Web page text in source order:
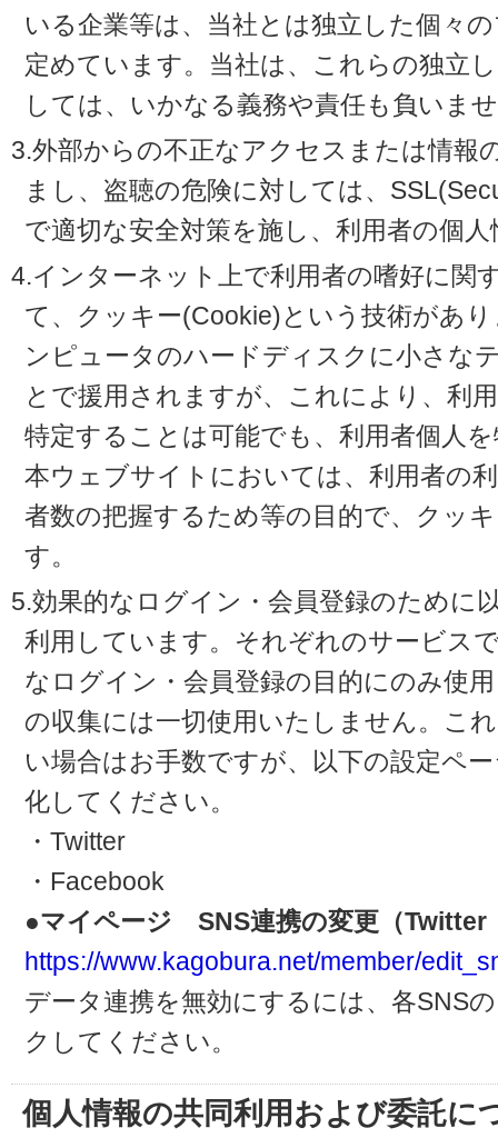
いる企業等は、当社とは独立した個々
定めています。当社は、これらの独立
しては、いかなる義務や責任も負いま
3.外部からの不正なアクセスまたは情報
まし、盗聴の危険に対しては、
で適切な安全対策を施し、利用者の個
4.インターネット上で利用者の嗜好に関
て、クッキー(Cookie)という技術があ
ンピュータのハードディスクに小さな
とで援用されますが、これにより、利
特定することは可能でも、利用者個人
本ウェブサイトにおいては、利用者の
者数の把握するため等の目的で、クッ
す。
5.効果的なログイン・会員登録のために
利用しています。それぞれのサービス
なログイン・会員登録の目的にのみ使
の収集には一切使用いたしません。こ
い場合はお手数ですが、以下の設定ペ
化してください。
・Twitter
・Facebook
●マイページ SNS連携の変更（Twitter
https://www.kagobura.net/member/
データ連携を無効にするには、各SNS
クしてください。
個人情報の共同利用および委託に